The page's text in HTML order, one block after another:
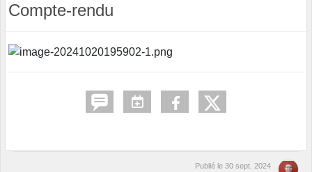
Compte-rendu
Publié le 30 sept. 2024